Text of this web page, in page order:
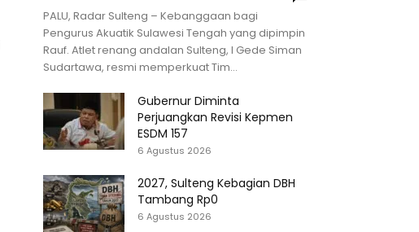
PALU, Radar Sulteng – Kebanggaan bagi
Pengurus Akuatik Sulawesi Tengah yang dipimpin
Rauf. Atlet renang andalan Sulteng, I Gede Siman
Sudartawa, resmi memperkuat Tim...
Gubernur Diminta
Perjuangkan Revisi Kepmen
ESDM 157
6 Agustus 2026
2027, Sulteng Kebagian DBH
Tambang Rp0
6 Agustus 2026